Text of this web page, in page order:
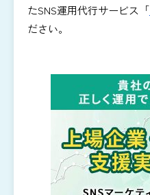
たSNS運用代行サービス「
ださい。